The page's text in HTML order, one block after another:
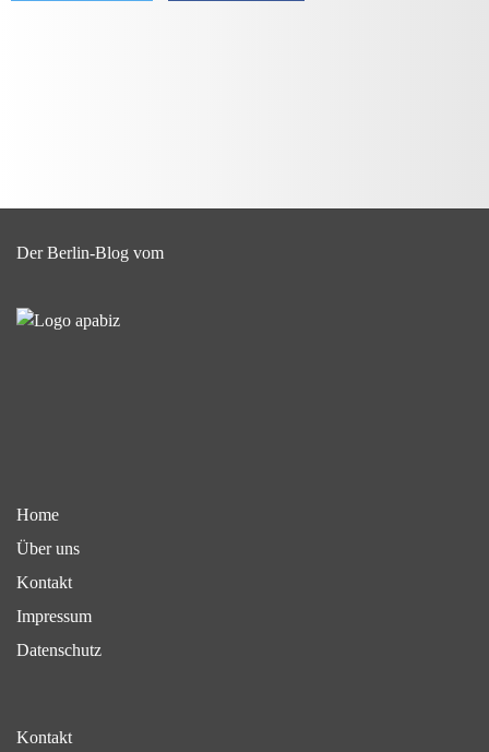
Der Berlin-Blog vom
Home
Über uns
Kontakt
Impressum
Datenschutz
Kontakt